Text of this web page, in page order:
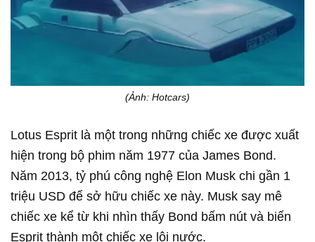
(Ảnh: Hotcars)
Lotus Esprit là một trong những chiếc xe được xuất
hiện trong bộ phim năm 1977 của James Bond.
Năm 2013, tỷ phú công nghệ Elon Musk chi gần 1
triệu USD để sở hữu chiếc xe này. Musk say mê
chiếc xe kể từ khi nhìn thấy Bond bấm nút và biến
Esprit thành một chiếc xe lội nước.